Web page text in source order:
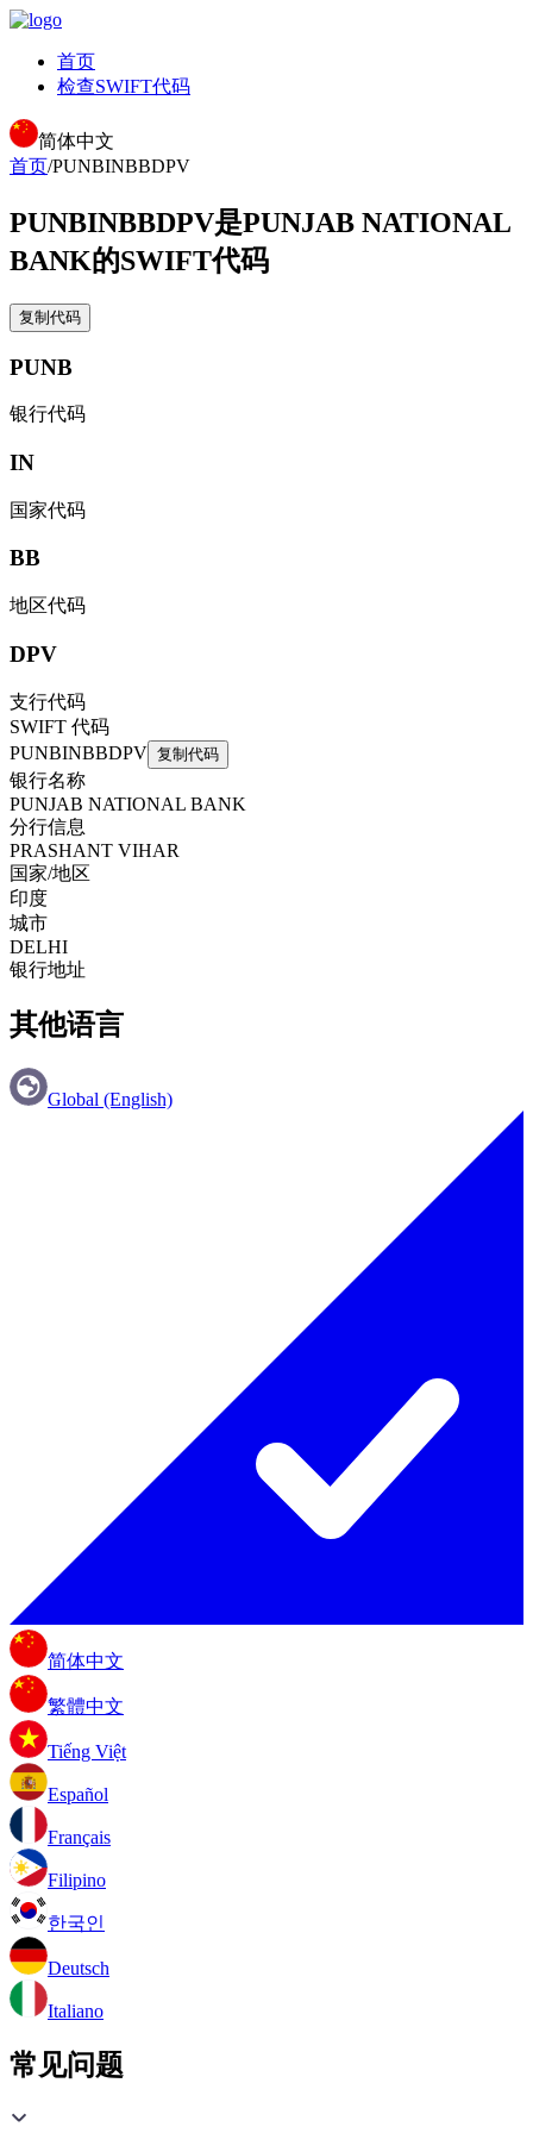
首页
检查SWIFT代码
简体中文
首页/PUNBINBBDPV
PUNBINBBDPV是PUNJAB NATIONAL
BANK的SWIFT代码
复制代码
PUNB
银行代码
IN
国家代码
BB
地区代码
DPV
支行代码
SWIFT 代码
PUNBINBBDPV 复制代码
银行名称
PUNJAB NATIONAL BANK
分行信息
PRASHANT VIHAR
国家/地区
印度
城市
DELHI
银行地址
其他语言
Global (English)
简体中文
繁體中文
Tiếng Việt
Español
Français
Filipino
한국인
Deutsch
Italiano
常见问题